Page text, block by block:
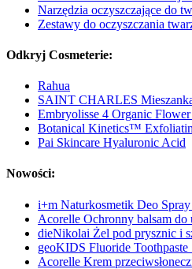
Narzędzia oczyszczające do
Zestawy do oczyszczania
Odkryj Cosmeterie:
Rahua
SAINT CHARLES
Embryolisse 4 Organic Flower
Botanical Kinetics™
Pai Skincare Hyaluronic Acid
Nowości:
i+m Naturkosmetik Deo
Acorelle Ochronny balsam do
dieNikolai Żel pod prysznic i
geoKIDS Fluoride
Acorelle Krem